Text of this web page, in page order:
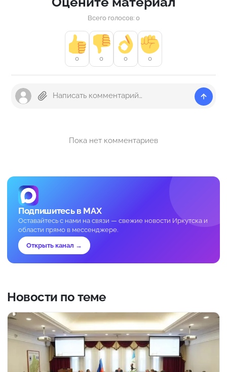
Всего голосов: 0
0 0 0 0
Пока нет комментариев
Подпишитесь в MAX
Оставайтесь с нами на связи — свежие новости Иркутска и
области прямо в мессенджере.
Открыть канал →
Новости по теме